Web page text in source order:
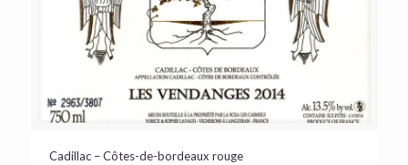
Cadillac – Côtes-de-bordeaux rouge